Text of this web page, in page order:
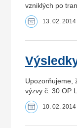
vzniklých po
13. 02. 2014
Upozorňujeme,
výzvy č. 30 OP
10. 02. 2014